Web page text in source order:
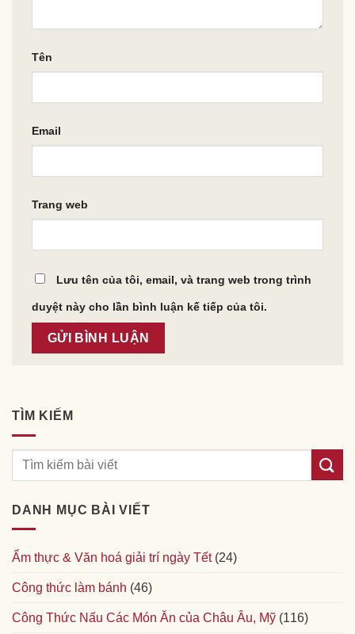
TÌM KIẾM
DANH MỤC BÀI VIẾT
Ẩm thực & Văn hoá giải trí ngày Tết(24)
Công thức làm bánh (46)
Công Thức Nấu Các Món Ăn của Châu Âu, Mỹ (116)
Tên
Email
Trang web
Lưu tên của tôi, email, và trang web trong trình
duyệt này cho lần bình luận kế tiếp của tôi.